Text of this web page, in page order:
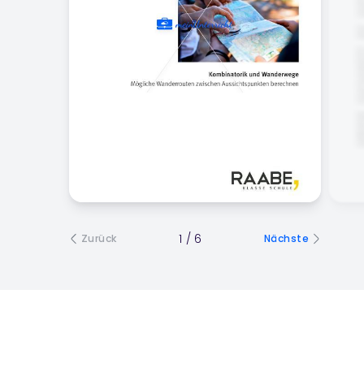
Zurück 1 / 6 Nächste